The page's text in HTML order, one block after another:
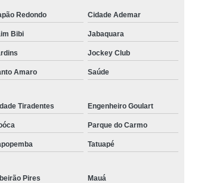
Redondo Cidade Ademar
Bibi Jabaquara
Jockey Club
Amaro Saúde
Tiradentes Engenheiro Goulart
Parque do Carmo
Tatuapé
Pires Mauá